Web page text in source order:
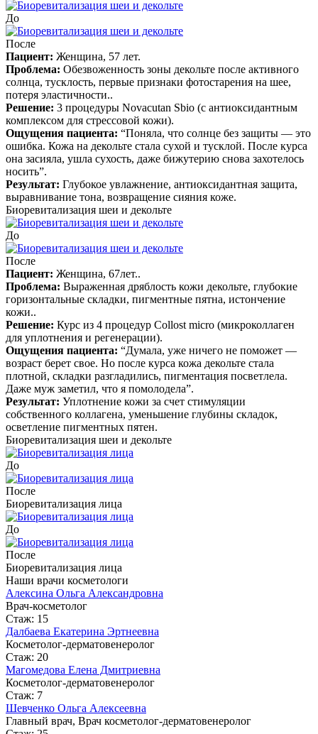
До
После
Пациент: Женщина, 57 лет.
Проблема: Обезвоженность зоны декольте после активного
солнца, тусклость, первые признаки фотостарения на шее,
потеря эластичности..
Решение: 3 процедуры Novacutan Sbio (с антиоксидантным
комплексом для стрессовой кожи).
Ощущения пациента: “Поняла, что солнце без защиты — это
ошибка. Кожа на декольте стала сухой и тусклой. После курса
она засияла, ушла сухость, даже бижутерию снова захотелось
носить”.
Результат: Глубокое увлажнение, антиоксидантная защита,
выравнивание тона, возвращение сияния коже.
Биоревитализация шеи и декольте
До
После
Пациент: Женщина, 67лет..
Проблема: Выраженная дряблость кожи декольте, глубокие
горизонтальные складки, пигментные пятна, истончение
кожи..
Решение: Курс из 4 процедур Collost micro (микроколлаген
для уплотнения и регенерации).
Ощущения пациента: “Думала, уже ничего не поможет —
возраст берет свое. Но после курса кожа декольте стала
плотной, складки разгладились, пигментация посветлела.
Даже муж заметил, что я помолодела”.
Результат: Уплотнение кожи за счет стимуляции
собственного коллагена, уменьшение глубины складок,
осветление пигментных пятен.
Биоревитализация шеи и декольте
До
После
Биоревитализация лица
До
После
Биоревитализация лица
Наши врачи косметологи
Алексина Ольга Александровна
Врач-косметолог
Стаж: 15
Далбаева Екатерина Эртнеевна
Косметолог-дерматовенеролог
Стаж: 20
Магомедова Елена Дмитриевна
Косметолог-дерматовенеролог
Стаж: 7
Шевченко Ольга Алексеевна
Главный врач, Врач косметолог-дерматовенеролог